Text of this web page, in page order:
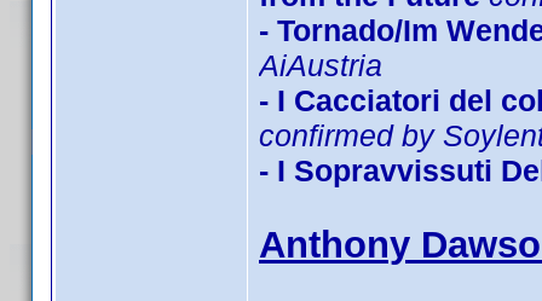
- Tornado/Im
AiAustria
- I Cacciatori del
confirmed by
- I Sopravvissuti
Anthony